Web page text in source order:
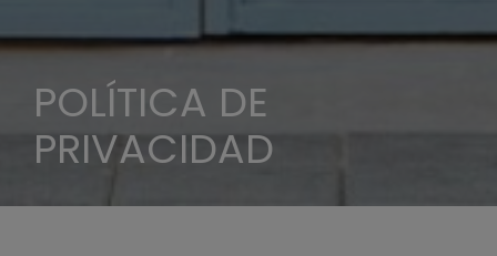
POLÍTICA DE
PRIVACIDAD